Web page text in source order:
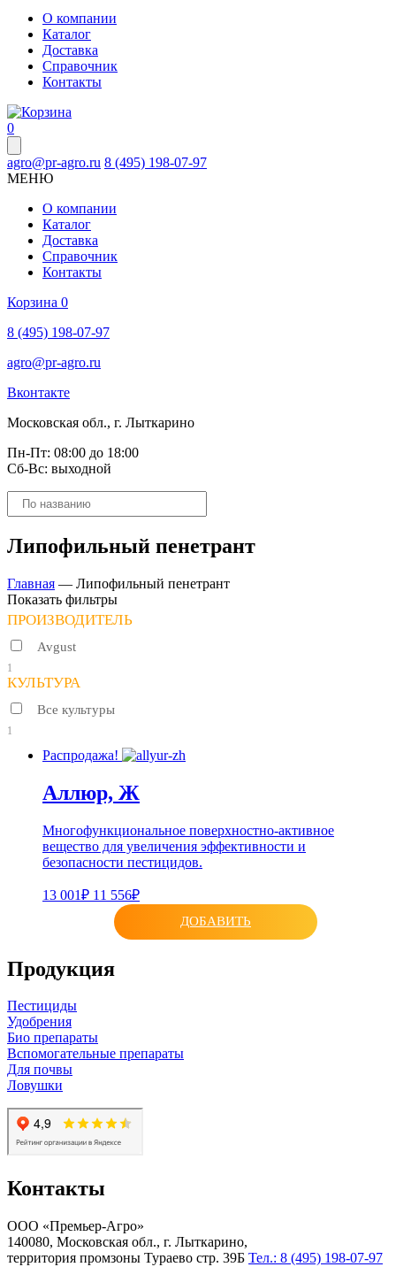
О компании
Каталог
Доставка
Справочник
Контакты
0
agro@pr-agro.ru 8 (495) 198-07-97
МЕНЮ
О компании
Каталог
Доставка
Справочник
Контакты
Корзина 0
8 (495) 198-07-97
agro@pr-agro.ru
Вконтакте
Московская обл., г. Лыткарино
Пн-Пт: 08:00 до 18:00
Сб-Вс: выходной
Поиск
товаров
Липофильный пенетрант
Главная — Липофильный пенетрант
Показать фильтры
ПРОИЗВОДИТЕЛЬ
Avgust
1
КУЛЬТУРА
Все культуры
1
Распродажа!
Аллюр, Ж
Многофункциональное поверхностно-активное
вещество для увеличения эффективности и
безопасности пестицидов.
13 001₽ 11 556₽
ДОБАВИТЬ
Продукция
Пестициды
Удобрения
Био препараты
Вспомогательные препараты
Для почвы
Ловушки
Контакты
ООО «Премьер-Агро»
140080, Московская обл., г. Лыткарино,
территория промзоны Тураево стр. 39Б Тел.: 8 (495) 198-07-97